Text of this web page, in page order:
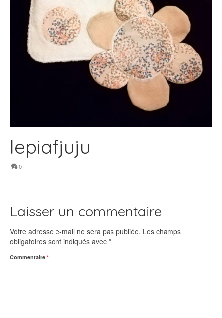
lepiafjuju
0
Laisser un commentaire
Votre adresse e-mail ne sera pas publiée. Les champs
obligatoires sont indiqués avec *
Commentaire *